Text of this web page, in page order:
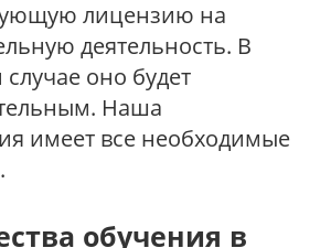
лицензию на
деятельность. В
оно будет
Наша
имеет все необходимые
обучения в